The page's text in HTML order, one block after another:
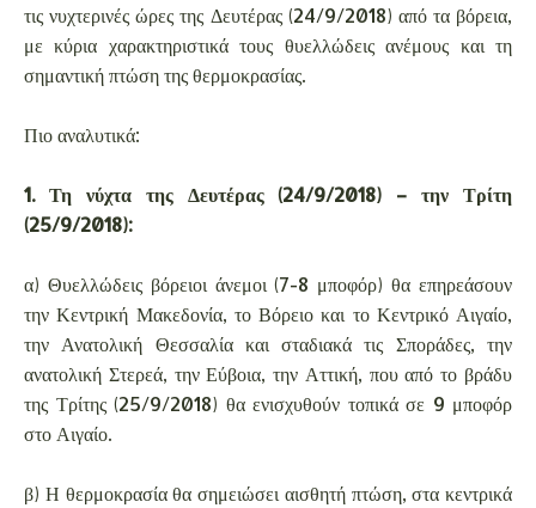
τις νυχτερινές ώρες της Δευτέρας (24/9/2018) από τα βόρεια,
με κύρια χαρακτηριστικά τους θυελλώδεις ανέμους και τη
σημαντική πτώση της θερμοκρασίας.
Πιο αναλυτικά:
1. Τη νύχτα της Δευτέρας (24/9/2018) – την Τρίτη
(25/9/2018):
α) Θυελλώδεις βόρειοι άνεμοι (7-8 μποφόρ) θα επηρεάσουν
την Κεντρική Μακεδονία, το Βόρειο και το Κεντρικό Αιγαίο,
την Ανατολική Θεσσαλία και σταδιακά τις Σποράδες, την
ανατολική Στερεά, την Εύβοια, την Αττική, που από το βράδυ
της Τρίτης (25/9/2018) θα ενισχυθούν τοπικά σε 9 μποφόρ
στο Αιγαίο.
β) Η θερμοκρασία θα σημειώσει αισθητή πτώση, στα κεντρικά